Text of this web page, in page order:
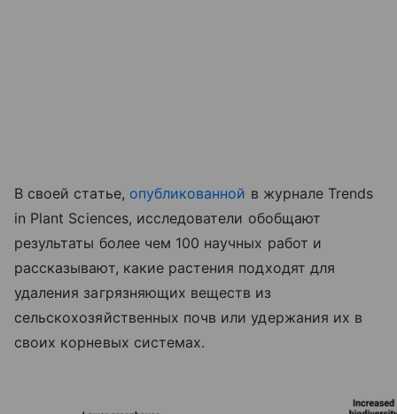
В своей статье, опубликованной в журнале Trends
in Plant Sciences, исследователи обобщают
результаты более чем 100 научных работ и
рассказывают, какие растения подходят для
удаления загрязняющих веществ из
сельскохозяйственных почв или удержания их в
своих корневых системах.